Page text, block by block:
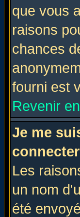
que vous
raisons
chances
fourni est
Revenir
Je me
Les
un nom
été